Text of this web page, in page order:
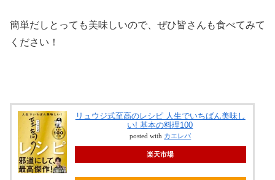
簡単だしとっても美味しいので、ぜひ皆さんも食べてみて
ください！
リュウジ式至高のレシピ 人生でいちばん美味し
い! 基本の料理100
posted with カエレバ
楽天市場